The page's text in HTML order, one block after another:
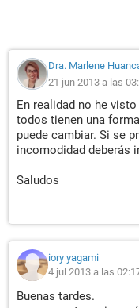
Dra. Marlene
21 jun 2013 a las
En realidad no he
todos tienen una
puede cambiar. Si se
incomodidad deberás
Saludos
iory yagami
4 jul 2013 a las
Buenas tardes.